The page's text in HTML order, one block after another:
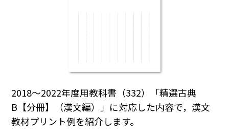
2018～2022年度用教科書（332）「精選古典
B【分冊】（漢文編）」に対応した内容で，漢文
教材プリント例を紹介します。